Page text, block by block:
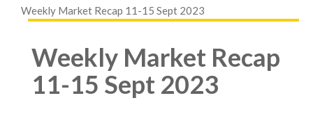
Weekly Market Recap 11-15 Sept 2023
Weekly Market Recap
11-15 Sept 2023